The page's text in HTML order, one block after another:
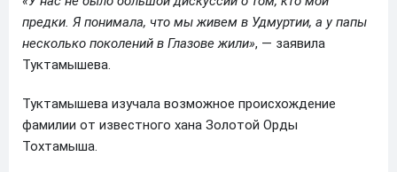
предки. Я понимала, что мы живем в Удмуртии, а у папы
несколько поколений в Глазове жили», — заявила
Туктамышева.
Туктамышева изучала возможное происхождение
фамилии от известного хана Золотой Орды
Тохтамыша.